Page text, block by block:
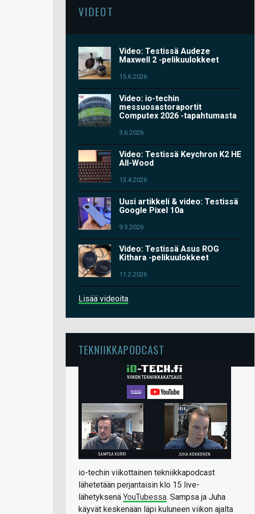
VIDEOT
Video: Testissä Audeze
Maxwell 2 -pelikuulokkeet
15.6.2026
Video: io-techin
messuosastoraportit
Computex 2026 -tapahtumasta
3.6.2026
Video: Testissä Keychron K2 HE
All-Wood
13.4.2026
Uusi artikkeli & video: Testissä
Google Pixel 10a
9.3.2026
Video: Testissä Asus ROG
Kithara -pelikuulokkeet
11.2.2026
Lisää videoita
TEKNIIKKAPODCAST
io-techin viikottainen tekniikkapodcast
lähetetään perjantaisin klo 15 live-
lähetyksenä YouTubessa. Sampsa ja Juha
käyvät keskenään läpi kuluneen viikon ajalta